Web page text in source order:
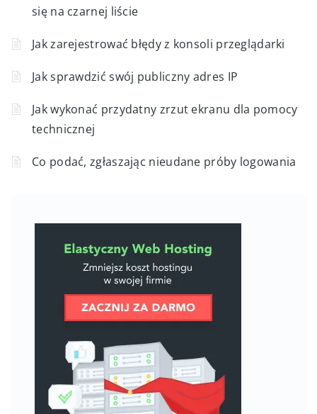
się na czarnej liście
Jak zarejestrować błędy z konsoli przeglądarki
Jak sprawdzić swój publiczny adres IP
Jak wykonać przydatny zrzut ekranu dla pomocy
technicznej
Co podać, zgłaszając nieudane próby logowania